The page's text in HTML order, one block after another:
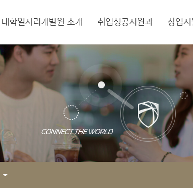
대학일자리개발원 소개 취업성공지원과 창업